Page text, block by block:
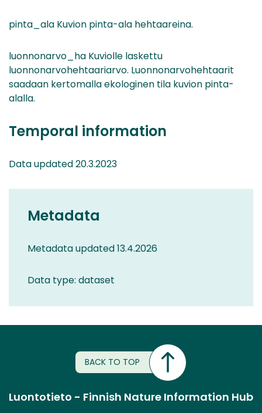
pinta_ala Kuvion pinta-ala hehtaareina.
luonnonarvo_ha Kuviolle laskettu
luonnonarvohehtaariarvo. Luonnonarvohehtaarit
saadaan kertomalla ekologinen tila kuvion pinta-
alalla.
Temporal information
Data updated 20.3.2023
Metadata
Metadata updated 13.4.2026
Data type: dataset
BACK TO TOP
Luontotieto - Finnish Nature Information Hub